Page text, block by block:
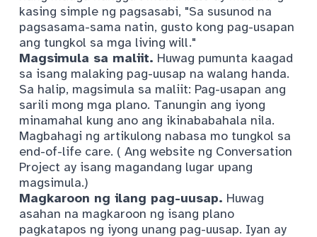
kasing simple ng pagsasabi, "Sa susunod na
pagsasama-sama natin, gusto kong pag-usapan
ang tungkol sa mga living will."
Magsimula sa maliit. Huwag pumunta kaagad
sa isang malaking pag-uusap na walang handa.
Sa halip, magsimula sa maliit: Pag-usapan ang
sarili mong mga plano. Tanungin ang iyong
minamahal kung ano ang ikinababahala nila.
Magbahagi ng artikulong nabasa mo tungkol sa
end-of-life care. ( Ang website ng Conversation
Project ay isang magandang lugar upang
magsimula.)
Magkaroon ng ilang pag-uusap. Huwag
asahan na magkaroon ng isang plano
pagkatapos ng iyong unang pag-uusap. Iyan ay